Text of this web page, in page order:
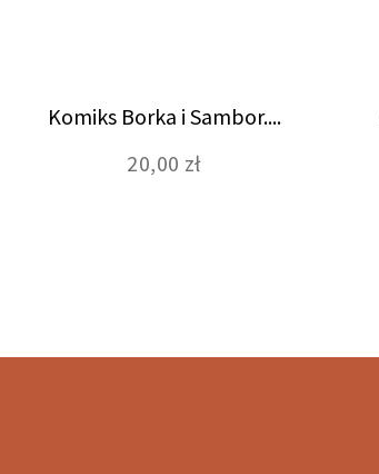
Komiks Borka i Sambor....
20,00 zł